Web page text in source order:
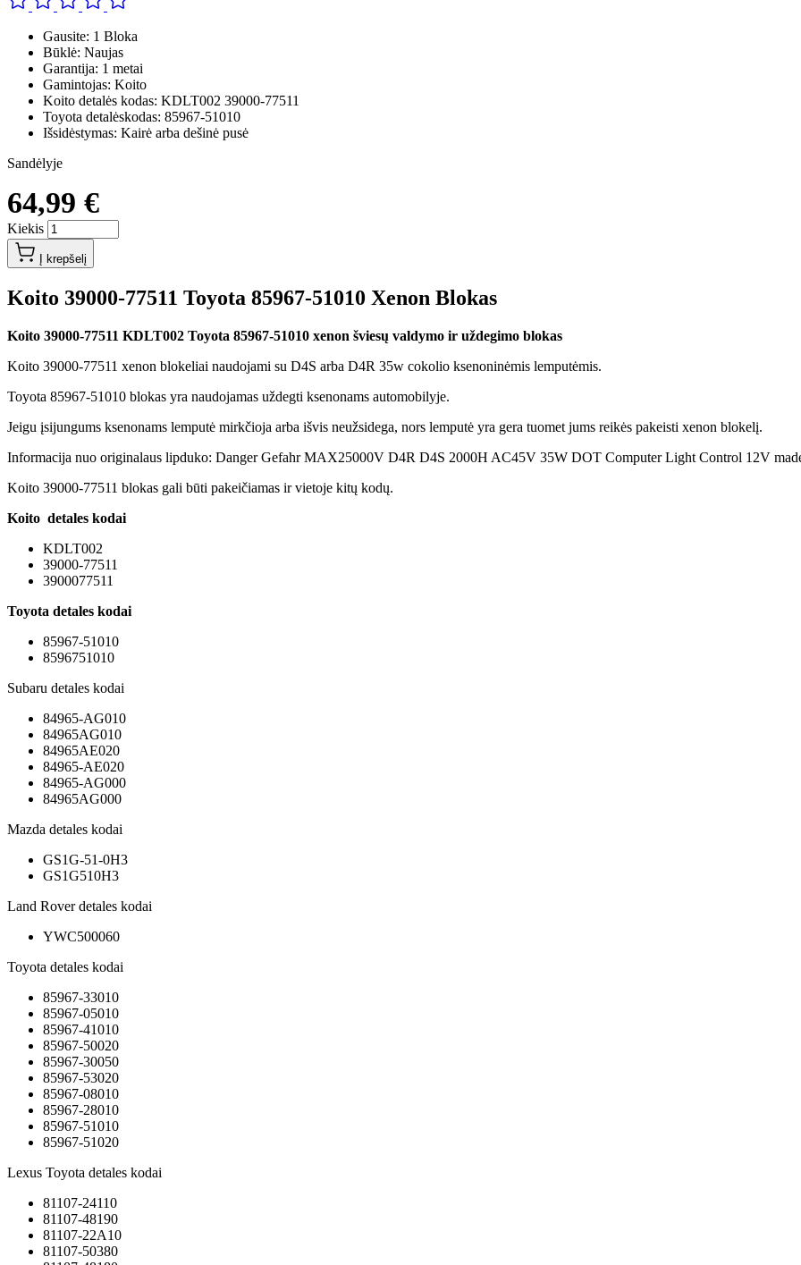
Gausite: 1 Bloka
Būklė: Naujas
Garantija: 1 metai
Gamintojas: Koito
Koito detalės kodas: KDLT002 39000-77511
Toyota detalėskodas: 85967-51010
Išsidėstymas: Kairė arba dešinė pusė
Sandėlyje
64,99 €
Kiekis
Į krepšelį
Koito 39000-77511 Toyota 85967-51010 Xenon Blokas
Koito 39000-77511 KDLT002 Toyota 85967-51010 xenon šviesų valdymo ir uždegimo blokas
Koito 39000-77511 xenon blokeliai naudojami su D4S arba D4R 35w cokolio ksenoninėmis lemputėmis.
Toyota 85967-51010 blokas yra naudojamas uždegti ksenonams automobilyje.
Jeigu įsijungums ksenonams lemputė mirkčioja arba išvis neužsidega, nors lemputė yra gera tuomet jums reikės pakeisti xenon blokelį.
Informacija nuo originalaus lipduko: Danger Gefahr MAX25000V D4R D4S 2000H AC45V 35W DOT Computer Light Control 12V
Koito 39000-77511 blokas gali būti pakeičiamas ir vietoje kitų kodų.
Koito detales kodai
KDLT002
39000-77511
3900077511
Toyota detales kodai
85967-51010
8596751010
Subaru detales kodai
84965-AG010
84965AG010
84965AE020
84965-AE020
84965-AG000
84965AG000
Mazda detales kodai
GS1G-51-0H3
GS1G510H3
Land Rover detales kodai
YWC500060
Toyota detales kodai
85967-33010
85967-05010
85967-41010
85967-50020
85967-30050
85967-53020
85967-08010
85967-28010
85967-51010
85967-51020
Lexus Toyota detales kodai
81107-24110
81107-48190
81107-22A10
81107-50380